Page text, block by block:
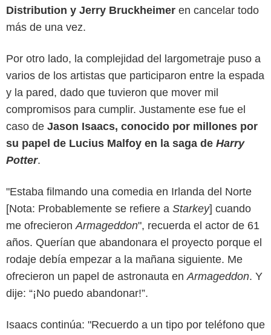
Distribution y Jerry Bruckheimer en cancelar todo
más de una vez.
Por otro lado, la complejidad del largometraje puso a
varios de los artistas que participaron entre la espada
y la pared, dado que tuvieron que mover mil
compromisos para cumplir. Justamente ese fue el
caso de Jason Isaacs, conocido por millones por
su papel de Lucius Malfoy en la saga de Harry
Potter.
"Estaba filmando una comedia en Irlanda del Norte
[Nota: Probablemente se refiere a Starkey] cuando
me ofrecieronArmageddon", recuerda el actor de 61
años. Querían que abandonara el proyecto porque el
rodaje debía empezar a la mañana siguiente. Me
ofrecieron un papel de astronauta enArmageddon. Y
dije: “¡No puedo abandonar!”.
Isaacs continúa: "Recuerdo a un tipo por teléfono que